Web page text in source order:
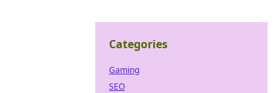
Categories
Gaming
SEO